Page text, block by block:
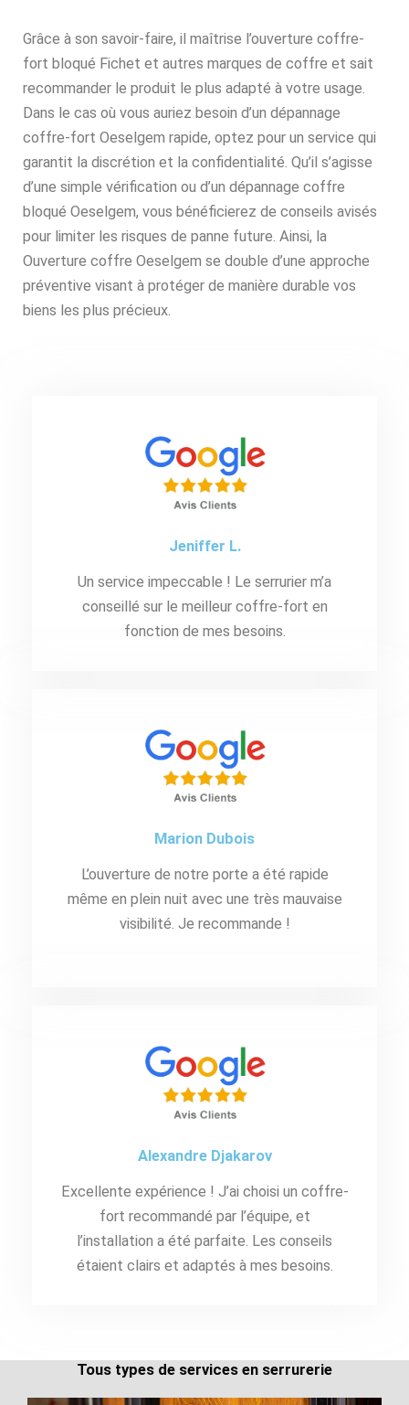
Grâce à son savoir-faire, il maîtrise l’ouverture coffre-
fort bloqué Fichet et autres marques de coffre et sait
recommander le produit le plus adapté à votre usage.
Dans le cas où vous auriez besoin d’un dépannage
coffre-fort Oeselgem rapide, optez pour un service qui
garantit la discrétion et la confidentialité. Qu’il s’agisse
d’une simple vérification ou d’un dépannage coffre
bloqué Oeselgem, vous bénéficierez de conseils avisés
pour limiter les risques de panne future. Ainsi, la
Ouverture coffre Oeselgem se double d’une approche
préventive visant à protéger de manière durable vos
biens les plus précieux.
Jeniffer L.
Un service impeccable ! Le serrurier m’a
conseillé sur le meilleur coffre-fort en
fonction de mes besoins.
Marion Dubois
L’ouverture de notre porte a été rapide
même en plein nuit avec une très mauvaise
visibilité. Je recommande !
Alexandre Djakarov
Excellente expérience ! J’ai choisi un coffre-
fort recommandé par l’équipe, et
l’installation a été parfaite. Les conseils
étaient clairs et adaptés à mes besoins.
Tous types de services en serrurerie